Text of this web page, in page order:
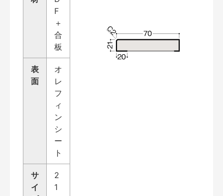
F
＋
合
板
表
面
オ
レ
フ
ィ
ン
シ
ー
ト
サ
イ
2
1